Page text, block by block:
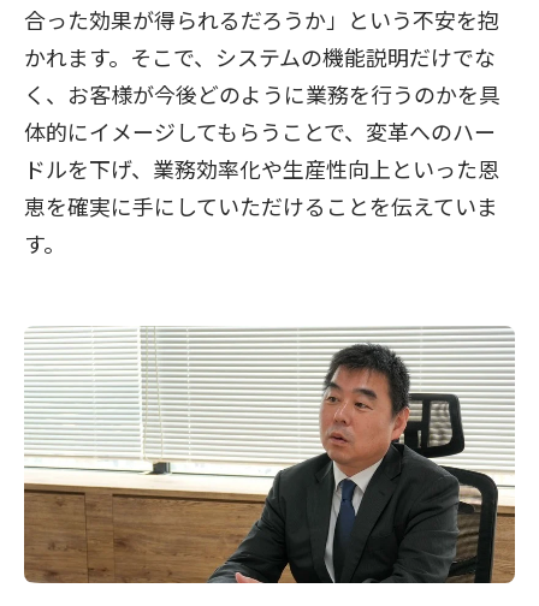
合った効果が得られるだろうか」という不安を抱
かれます。そこで、システムの機能説明だけでな
く、お客様が今後どのように業務を行うのかを具
体的にイメージしてもらうことで、変革へのハー
ドルを下げ、業務効率化や生産性向上といった恩
恵を確実に手にしていただけることを伝えていま
す。